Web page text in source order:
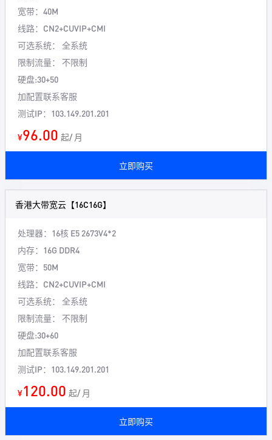
宽带：40M
线路：CN2+CUVIP+CMI
可选系统： 全系统
限制流量： 不限制
硬盘:30+50
加配置联系客服
测试IP：103.149.201.201
¥96.00 起/ 月
立即购买
香港大带宽云【16C16G】
处理器：16核 E5 2673V4*2
内存：16G DDR4
宽带：50M
线路：CN2+CUVIP+CMI
可选系统： 全系统
限制流量： 不限制
硬盘:30+60
加配置联系客服
测试IP：103.149.201.201
¥120.00 起/ 月
立即购买